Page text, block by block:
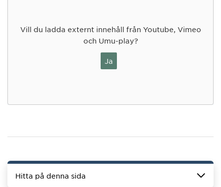
Vill du ladda externt innehåll från Youtube, Vimeo
och Umu-play?
Ja
Hitta på denna sida